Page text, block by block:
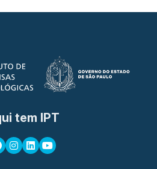
tem IPT